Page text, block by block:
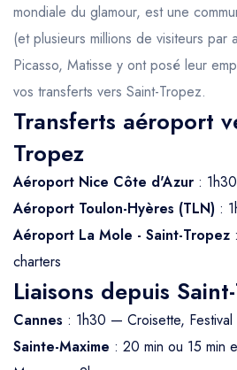
mondiale du glamour, est une
(et plusieurs millions de visiteurs par
Picasso, Matisse y ont posé leur
vos transferts vers Saint-Tropez.
Transferts aéroport
Tropez
Aéroport Nice Côte d'Azur :
Aéroport Toulon-Hyères (TLN) :
Aéroport La Mole - Saint-Tropez
charters
Liaisons depuis
Cannes : 1h30 — Croisette, Festival
Sainte-Maxime : 20 min ou 15 min